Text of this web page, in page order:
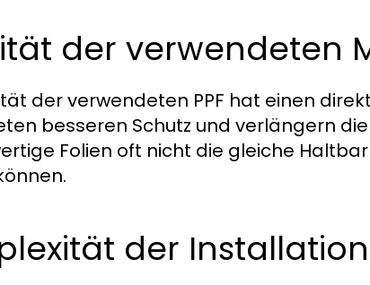
der verwendeten
der verwendeten PPF hat einen
besseren Schutz und verlängern
Folien oft nicht die gleiche
der Installation